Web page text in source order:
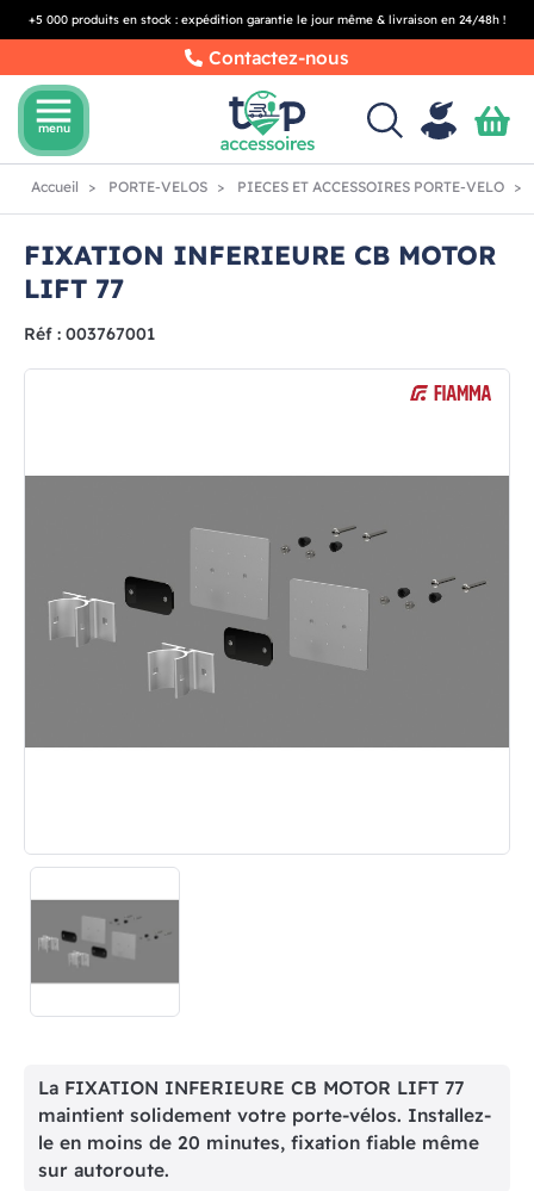
+5 000 produits en stock : expédition garantie le jour même & livraison en 24/48h !
Contactez-nous
menu
menu
Accueil PORTE-VELOS PIECES ET ACCESSOIRES PORTE-VELO
FIXATION INFERIEURE CB MOTOR
LIFT 77
Réf : 003767001
La FIXATION INFERIEURE CB MOTOR LIFT 77
maintient solidement votre porte-vélos. Installez-
le en moins de 20 minutes, fixation fiable même
sur autoroute.